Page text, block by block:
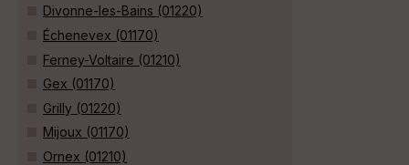
Divonne-les-Bains (01220)
Échenevex (01170)
Ferney-Voltaire (01210)
Gex (01170)
Grilly (01220)
Mijoux (01170)
Ornex (01210)